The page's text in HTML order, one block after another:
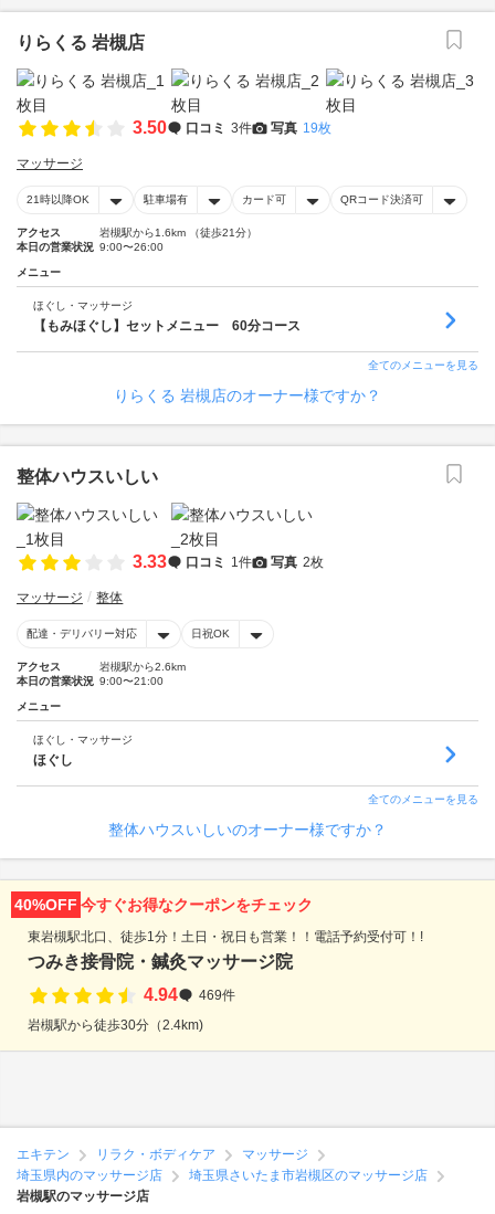
りらくる 岩槻店
3.50 口コミ 3件 写真 19枚
マッサージ
21時以降OK 駐車場有 カード可 QRコード決済可
アクセス
岩槻駅から1.6km （徒歩21分）
本日の営業状況 9:00〜26:00
メニュー
ほぐし・マッサージ
【もみほぐし】セットメニュー 60分コース
全てのメニューを見る
りらくる 岩槻店のオーナー様ですか？
整体ハウスいしい
3.33 口コミ 1件 写真 2枚
マッサージ 整体
配達・デリバリー対応 日祝OK
アクセス
岩槻駅から2.6km
本日の営業状況 9:00〜21:00
メニュー
ほぐし・マッサージ
ほぐし
全てのメニューを見る
整体ハウスいしいのオーナー様ですか？
40%OFF 今すぐお得なクーポンをチェック
東岩槻駅北口、徒歩1分！土日・祝日も営業！！電話予約受付可！!
つみき接骨院・鍼灸マッサージ院
4.94
469件
岩槻駅から徒歩30分（2.4km)
エキテン リラク・ボディケア
マッサージ
埼玉県内のマッサージ店
埼玉県さいたま市岩槻区のマッサージ店
岩槻駅のマッサージ店